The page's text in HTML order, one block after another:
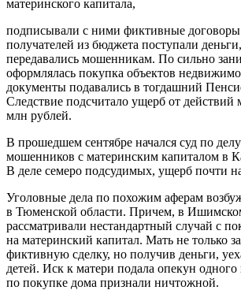
материнского капитала,
подписывали с ними фиктивные договоры
получателей из бюджета поступали
передавались мошенникам. По сильно
оформлялась покупка объектов
документы подавались в тогдашний
Следствие подсчитало ущерб от
млн рублей.
В прошедшем сентябре начался суд по
мошенников с материнским капиталом в
В деле семеро подсудимых, ущерб почти
Уголовные дела по похожим аферам
в Тюменской области. Причем, в
рассматривали нестандартный случай с
на материнский капитал. Мать не только
фиктивную сделку, но получив деньги,
детей. Иск к матери подала опекун одного
по покупке дома признали ничтожной.